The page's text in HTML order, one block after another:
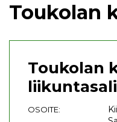
Toukolan
Toukolan
liikuntasali
OSOITE: